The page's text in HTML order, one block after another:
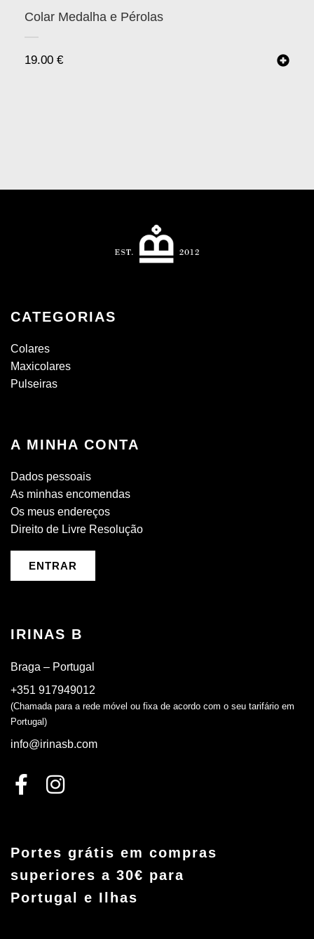
Colar Medalha e Pérolas
19.00 €
CATEGORIAS
Colares
Maxicolares
Pulseiras
A MINHA CONTA
Dados pessoais
As minhas encomendas
Os meus endereços
Direito de Livre Resolução
ENTRAR
IRINAS B
Braga – Portugal
+351 917949012
(Chamada para a rede móvel ou fixa de acordo com o seu tarifário em
Portugal)
info@irinasb.com
Portes grátis em compras
superiores a 30€ para
Portugal e Ilhas